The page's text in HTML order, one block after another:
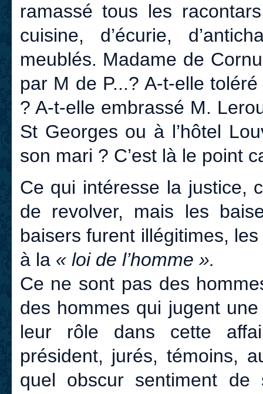
ramassé tous les
cuisine, d’écurie,
meublés. Madame de
par M de P...? A-t-elle
? A-t-elle embrassé M.
St Georges ou à l’hôtel
son mari ? C’est là le point
Ce qui intéresse la justice,
de revolver, mais les
baisers furent illégitimes,
à la « loi de l’homme ».
Ce ne sont pas des
des hommes qui jugent
leur rôle dans cette
président, jurés, témoins,
quel obscur sentiment de